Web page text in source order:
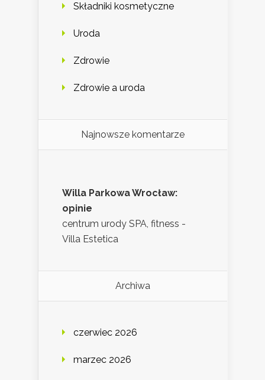
Składniki kosmetyczne
Uroda
Zdrowie
Zdrowie a uroda
Najnowsze komentarze
Willa Parkowa Wrocław:
opinie
centrum urody SPA, fitness -
Villa Estetica
Archiwa
czerwiec 2026
marzec 2026